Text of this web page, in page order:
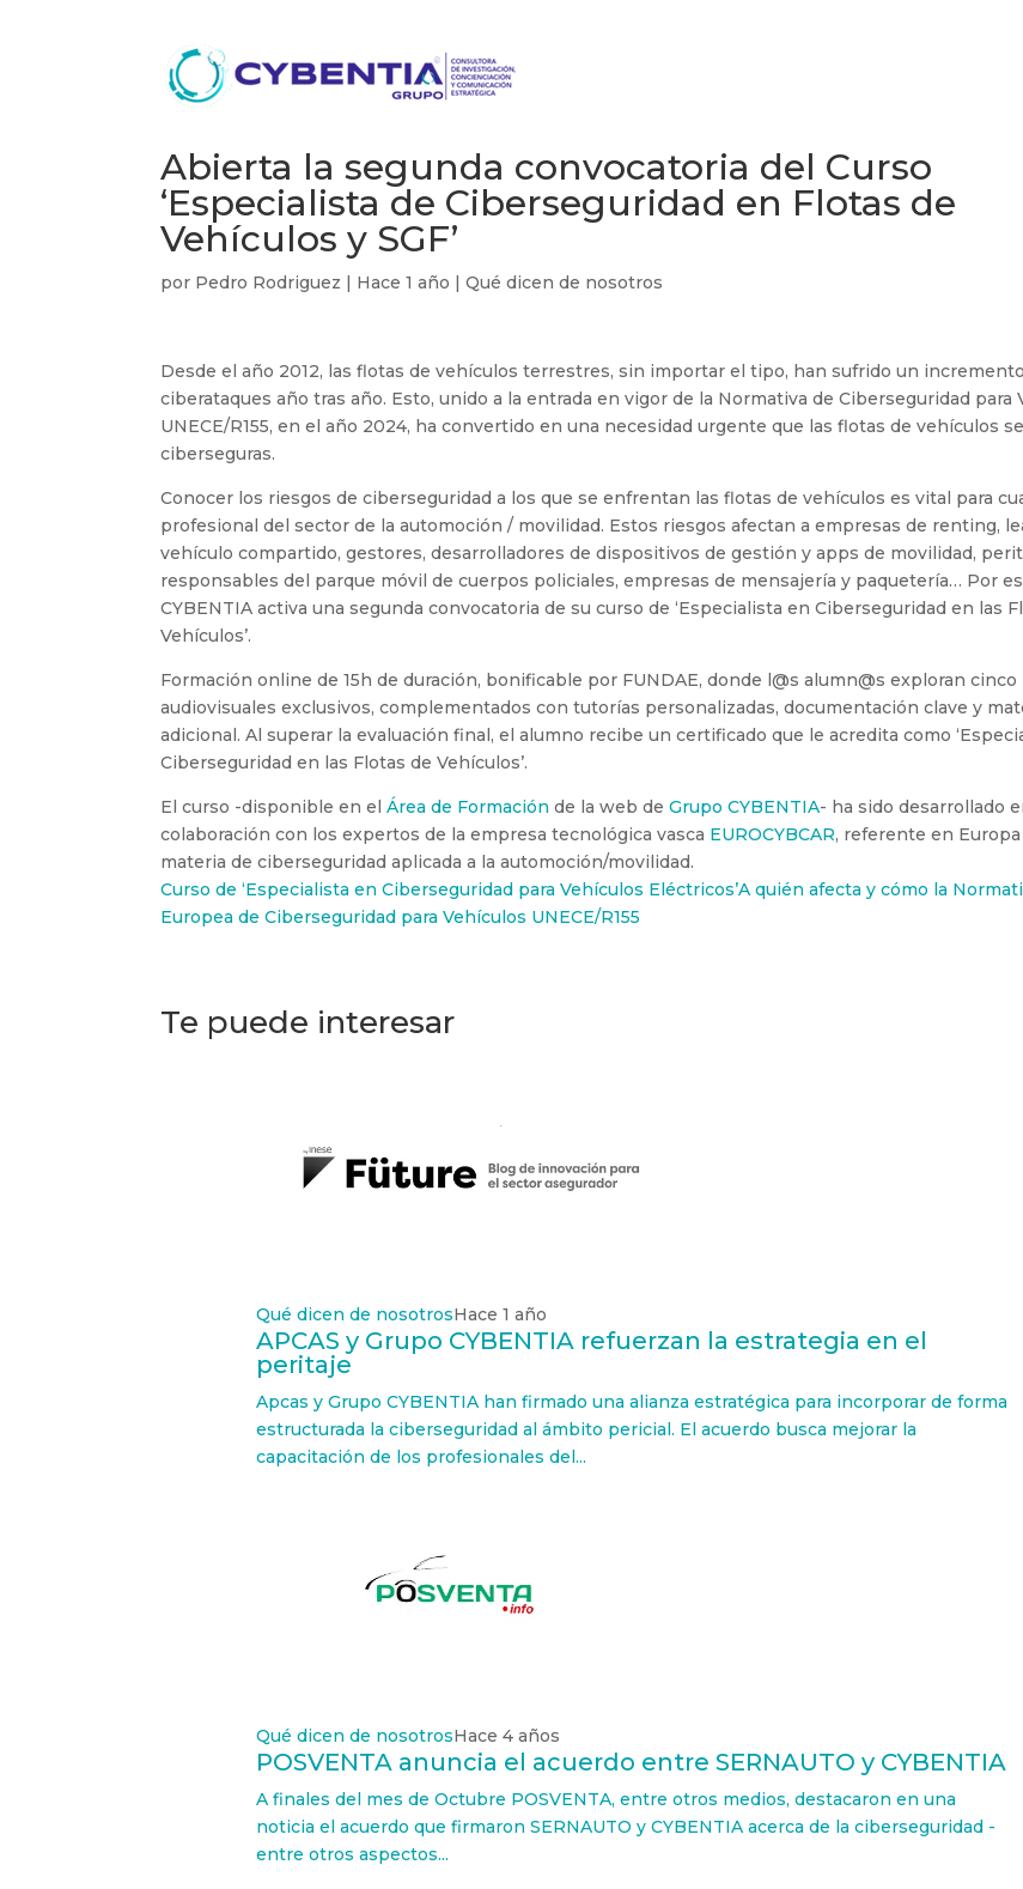
Abierta la segunda convocatoria del Curso
‘Especialista de Ciberseguridad en Flotas de
Vehículos y SGF’
por Pedro Rodriguez | Hace 1 año |Qué dicen de nosotros
Desde el año 2012, las flotas de vehículos terrestres, sin importar el tipo, han sufrido un
ciberataques año tras año. Esto, unido a la entrada en vigor de la Normativa de Ciberseguridad para
UNECE/R155, en el año 2024, ha convertido en una necesidad urgente que las flotas de vehículos
ciberseguras.
Conocer los riesgos de ciberseguridad a los que se enfrentan las flotas de vehículos es vital para
profesional del sector de la automoción / movilidad. Estos riesgos afectan a empresas de renting,
vehículo compartido, gestores, desarrolladores de dispositivos de gestión y apps de movilidad,
responsables del parque móvil de cuerpos policiales, empresas de mensajería y paquetería… Por
CYBENTIA activa una segunda convocatoria de su curso de ‘Especialista en Ciberseguridad en las
Vehículos’.
Formación online de 15h de duración, bonificable por FUNDAE, donde l@s alumn@s exploran cinco
audiovisuales exclusivos, complementados con tutorías personalizadas, documentación clave y
adicional. Al superar la evaluación final, el alumno recibe un certificado que le acredita como
Ciberseguridad en las Flotas de Vehículos’.
El curso -disponible en elÁrea de Formación de la web deGrupo CYBENTIA- ha sido desarrollado
colaboración con los expertos de la empresa tecnológica vasca EUROCYBCAR, referente en
materia de ciberseguridad aplicada a la automoción/movilidad.
Curso de ‘Especialista en Ciberseguridad para Vehículos Eléctricos’A quién afecta y cómo la
Europea de Ciberseguridad para Vehículos UNECE/R155
Te puede interesar
Qué dicen de nosotrosHace 1 año
APCAS y Grupo CYBENTIA refuerzan la estrategia en el
peritaje
Apcas y Grupo CYBENTIA han firmado una alianza estratégica para incorporar de forma
estructurada la ciberseguridad al ámbito pericial. El acuerdo busca mejorar la
capacitación de los profesionales del...
Qué dicen de nosotrosHace 4 años
POSVENTA anuncia el acuerdo entre SERNAUTO y CYBENTIA
A finales del mes de Octubre POSVENTA, entre otros medios, destacaron en una
noticia el acuerdo que firmaron SERNAUTO y CYBENTIA acerca de la ciberseguridad -
entre otros aspectos...